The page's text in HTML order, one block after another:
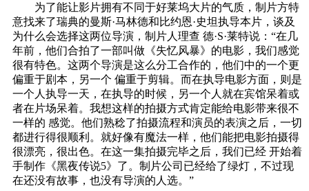
为了能让影片拥有不同于好莱坞大片的气质，制片方特
意找来了瑞典的曼斯·马林德和比约恩·史坦执导本片，谈及
为什么会选择这两位导演，制片人理查 德·S·莱特说：“在几
年前，他们合拍了一部叫做《失忆风暴》的电影，我们感觉
很有特色。这两个导演是这么分工合作的，他们中的一个更
偏重于剧本，另一个 偏重于剪辑。而在执导电影方面，则是
一个人执导一天，在执导的时候，另一个人就在宾馆呆着或
者在片场呆着。我想这样的拍摄方式肯定能给电影带来很不
一样的 感觉。他们熟稔了拍摄流程和演员的表演之后，一切
都进行得很顺利。就好像有魔法一样，他们能把电影拍摄得
很漂亮，很出色。在这一集拍摄完毕之后，我们已经 开始着
手制作《黑夜传说5》了。制片公司已经给了绿灯，不过现
在还没有故事，也没有导演的人选。”